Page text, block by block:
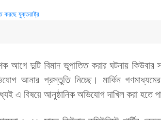
আগে দুটি বিমান ভূপাতিত করার ঘটনায় কিউবার
আনার প্রস্তুতি নিচ্ছে। মার্কিন
এ বিষয়ে আনুষ্ঠানিক অভিযোগ দাখিল করা হতে